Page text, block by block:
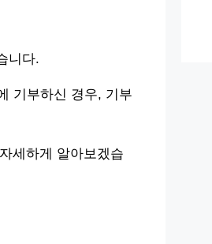
니다.
기부하신 경우, 기부
세하게 알아보겠습